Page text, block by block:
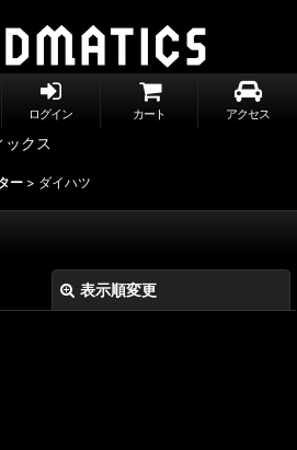
ログイン カート アクセス
ー > ダイハツ
表示順変更